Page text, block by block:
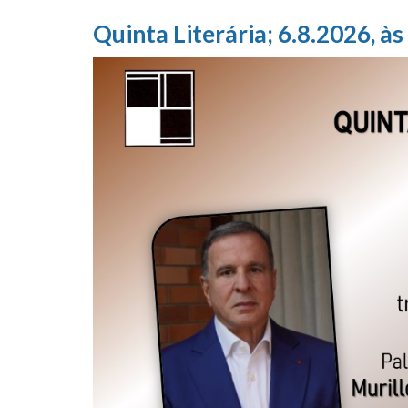
Quinta Literária; 6.8.2026,